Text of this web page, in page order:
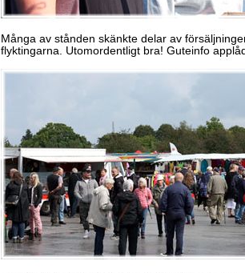
Många av stånden skänkte delar av
flyktingarna. Utomordentligt bra! Guteinfo